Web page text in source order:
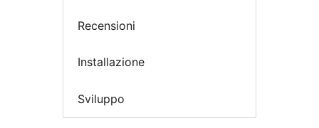
Recensioni
Installazione
Sviluppo